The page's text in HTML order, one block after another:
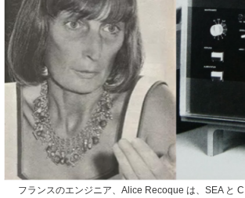
フランスのエンジニア、Alice Recoque は、SEA と